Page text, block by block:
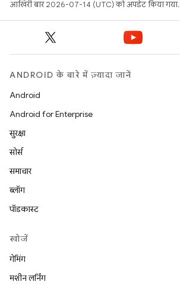
आखिरी बार 2026-07-14 (UTC) को अपडेट किया गया.
ANDROID के बारे में ज़्यादा जानें
Android
Android for Enterprise
सुरक्षा
सोर्स
समाचार
ब्लॉग
पॉडकास्ट
खोजें
गेमिंग
मशीन लर्निंग